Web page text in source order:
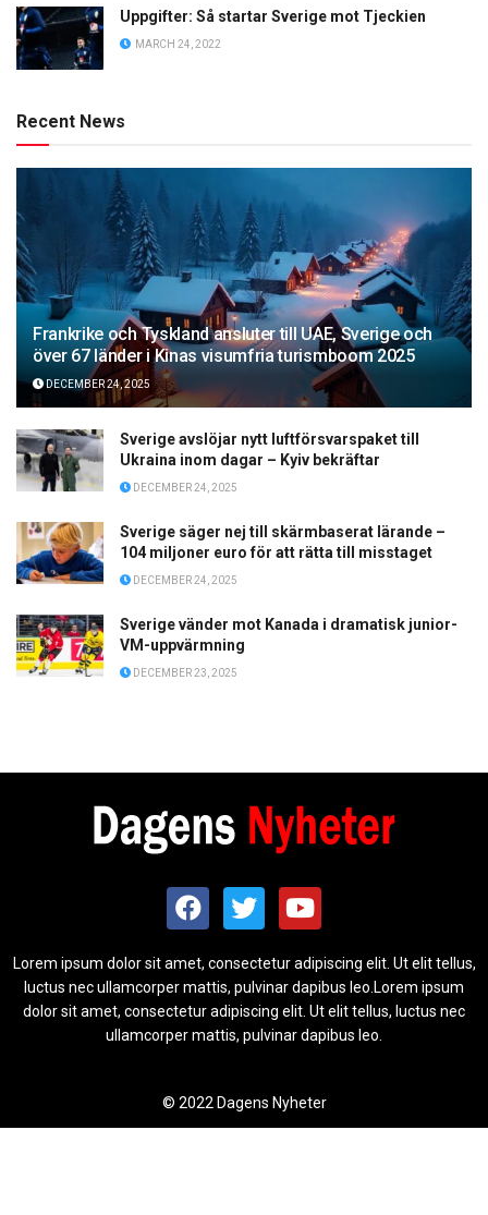
Uppgifter: Så startar Sverige mot Tjeckien
MARCH 24, 2022
Recent News
Frankrike och Tyskland ansluter till UAE, Sverige och
över 67 länder i Kinas visumfria turismboom 2025
DECEMBER 24, 2025
Sverige avslöjar nytt luftförsvarspaket till
Ukraina inom dagar – Kyiv bekräftar
DECEMBER 24, 2025
Sverige säger nej till skärmbaserat lärande –
104 miljoner euro för att rätta till misstaget
DECEMBER 24, 2025
Sverige vänder mot Kanada i dramatisk junior-
VM-uppvärmning
DECEMBER 23, 2025
Lorem ipsum dolor sit amet, consectetur adipiscing elit. Ut elit tellus,
luctus nec ullamcorper mattis, pulvinar dapibus leo.Lorem ipsum
dolor sit amet, consectetur adipiscing elit. Ut elit tellus, luctus nec
ullamcorper mattis, pulvinar dapibus leo.
© 2022 Dagens Nyheter